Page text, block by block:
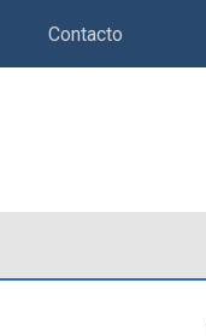
Contacto